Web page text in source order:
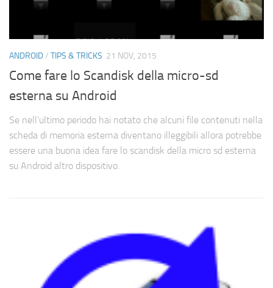
ANDROID/ TIPS & TRICKS 21 NOV, 2015
Come fare lo Scandisk della micro-sd
esterna su Android
Se nell’ultimo periodo hai notato che alcuni file contenuti nella
scheda di memoria esterna diventano illeggibili allora potrebbe
essere una buona idea fare lo scandisk della micro sd esterna
su Android altro dispositivo.